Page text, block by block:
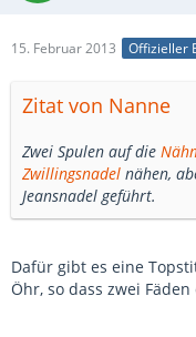
15. Februar 2013 Offizieller
Zitat von Nanne
Zwei Spulen auf die
Zwillingsnadel nähen,
Jeansnadel geführt.
Dafür gibt es eine
Öhr, so dass zwei